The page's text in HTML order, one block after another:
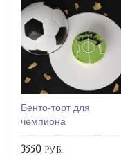
Бенто-торт для
чемпиона
3550 руб.